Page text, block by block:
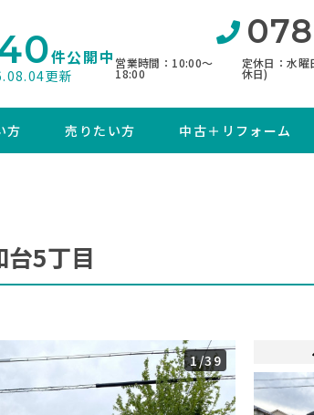
件公開中
更新
営業時間：10:00〜
18:00
定休日：水
休日)
方 売りたい方 中古＋リフォーム
5丁目
1/39